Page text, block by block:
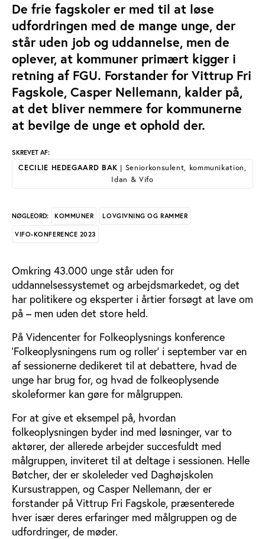
De frie fagskoler er med til at løse
udfordringen med de mange unge, der
står uden job og uddannelse, men de
oplever, at kommuner primært kigger i
retning af FGU. Forstander for Vittrup Fri
Fagskole, Casper Nellemann, kalder på,
at det bliver nemmere for kommunerne
at bevilge de unge et ophold der.
SKREVET AF:
CECILIE HEDEGAARD BAK | Seniorkonsulent, kommunikation,
Idan & Vifo
NØGLEORD: KOMMUNER LOVGIVNING OG RAMMER
VIFO-KONFERENCE 2023
Omkring 43.000 unge står uden for
uddannelsessystemet og arbejdsmarkedet, og det
har politikere og eksperter i årtier forsøgt at lave om
på – men uden det store held.
På Videncenter for Folkeoplysnings konference
’Folkeoplysningens rum og roller’ i september var en
af sessionerne dedikeret til at debattere, hvad de
unge har brug for, og hvad de folkeoplysende
skoleformer kan gøre for målgruppen.
For at give et eksempel på, hvordan
folkeoplysningen byder ind med løsninger, var to
aktører, der allerede arbejder succesfuldt med
målgruppen, inviteret til at deltage i sessionen. Helle
Bøtcher, der er skoleleder ved Daghøjskolen
Kursustrappen, og Casper Nellemann, der er
forstander på Vittrup Fri Fagskole, præsenterede
hver især deres erfaringer med målgruppen og de
udfordringer, de møder.